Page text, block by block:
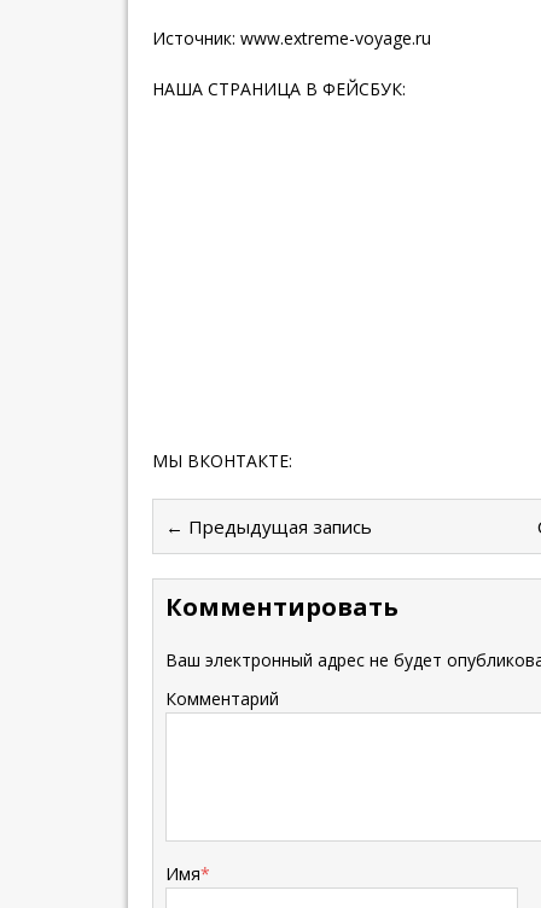
Источник: www.extreme-voyage.ru
НАША СТРАНИЦА В ФЕЙСБУК:
МЫ ВКОНТАКТЕ:
← Предыдущая запись
Комментировать
Ваш электронный адрес не будет
Комментарий
Имя*